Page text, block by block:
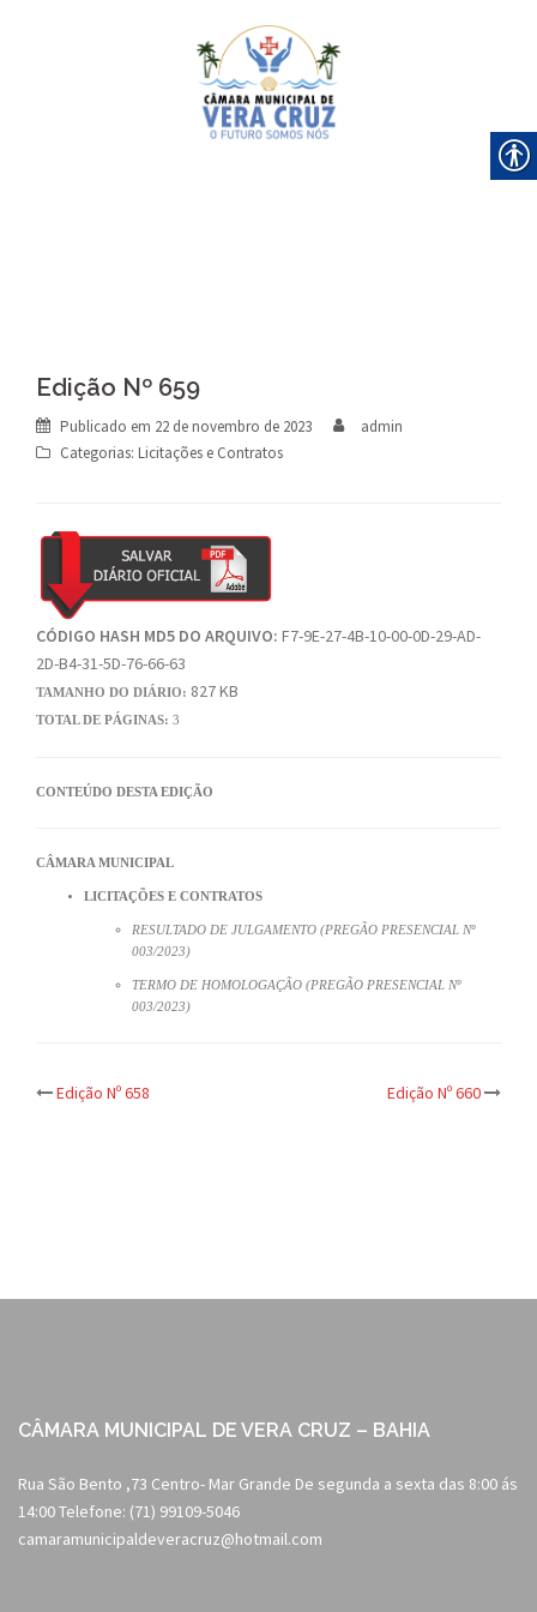
Edição Nº 659
Publicado em 22 de novembro de 2023
admin
Categorias: Licitações e Contratos
CÓDIGO HASH MD5 DO ARQUIVO: F7-9E-27-4B-10-00-0D-29-AD-
2D-B4-31-5D-76-66-63
TAMANHO DO DIÁRIO: 827 KB
TOTAL DE PÁGINAS: 3
CONTEÚDO DESTA EDIÇÃO
CÂMARA MUNICIPAL
LICITAÇÕES E CONTRATOS
RESULTADO DE JULGAMENTO (PREGÃO PRESENCIAL Nº
003/2023)
TERMO DE HOMOLOGAÇÃO (PREGÃO PRESENCIAL Nº
003/2023)
Post
Edição Nº 658 Edição Nº 660
CÂMARA MUNICIPAL DE VERA CRUZ – BAHIA
Rua São Bento ,73 Centro- Mar Grande De segunda a sexta das 8:00 ás
14:00 Telefone: (71) 99109-5046
camaramunicipaldeveracruz@hotmail.com